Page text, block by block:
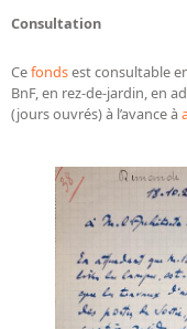
Consultation
Cefondsest consultable
BnF, en rez-de-jardin, en
(jours ouvrés) à l’avance à